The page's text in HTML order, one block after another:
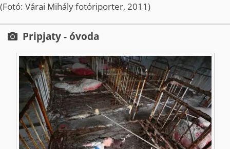
(Fotó: Várai Mihály fotóriporter, 2011)
Pripjaty - óvoda